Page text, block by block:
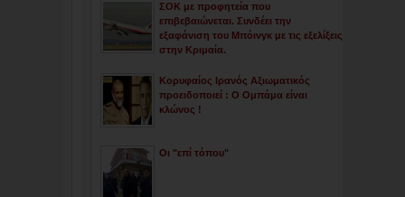
ΣΟΚ με προφητεία που
επιβεβαιώνεται. Συνδέει την
εξαφάνιση του Μπόινγκ με τις εξελίξεις
στην Κριμαία.
Κορυφαίος Ιρανός Αξιωματικός
προειδοποιεί : Ο Ομπάμα είναι
κλώνος !
Οι "επί τόπου"